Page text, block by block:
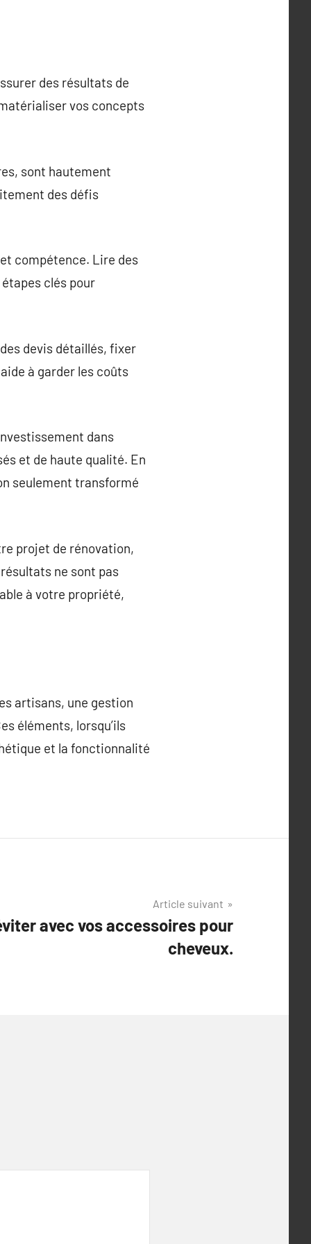
des résultats de
vos concepts
sont hautement
des défis
compétence. Lire des
clés pour
devis détaillés, fixer
à garder les coûts
dans
et de haute qualité. En
seulement transformé
projet de rénovation,
ne sont pas
à votre propriété,
artisans, une gestion
éléments, lorsqu’ils
et la fonctionnalité
Article suivant
avec vos accessoires pour
cheveux.